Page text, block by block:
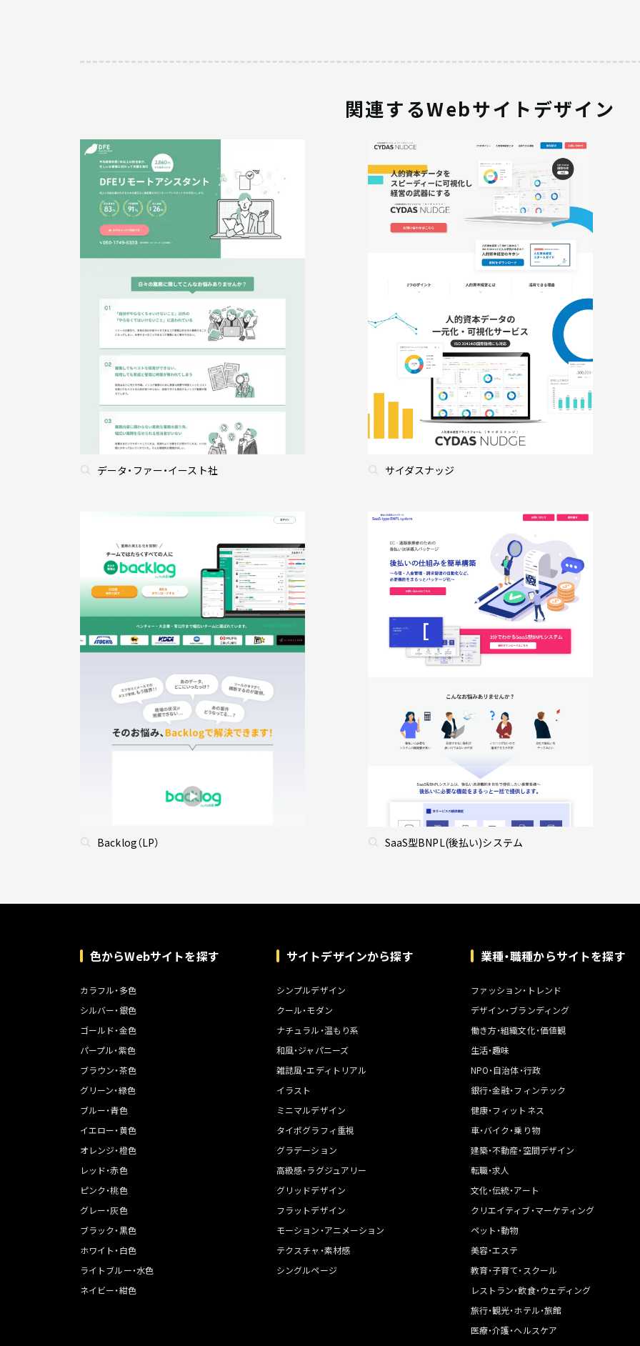
関連するWebサイトデザイン
データ・ファー・イースト社 サイダスナッジ
Backlog（LP） SaaS型BNPL(後払い)システム
色からWebサイトを探す
カラフル・多色
シルバー・銀色
ゴールド・金色
パープル・紫色
ブラウン・茶色
グリーン・緑色
ブルー・青色
イエロー・黄色
オレンジ・橙色
レッド・赤色
ピンク・桃色
グレー・灰色
ブラック・黒色
ホワイト・白色
ライトブルー・水色
ネイビー・紺色
サイトデザインから探す
シンプルデザイン
クール・モダン
ナチュラル・温もり系
和風・ジャパニーズ
雑誌風・エディトリアル
イラスト
ミニマルデザイン
タイポグラフィ重視
グラデーション
高級感・ラグジュアリー
グリッドデザイン
フラットデザイン
モーション・アニメーション
テクスチャ・素材感
シングルページ
業種・職種からサイトを探す
ファッション・トレンド
デザイン・ブランディング
働き方・組織文化・価値観
生活・趣味
NPO・自治体・行政
銀行・金融・フィンテック
健康・フィットネス
車・バイク・乗り物
建築・不動産・空間デザイン
転職・求人
文化・伝統・アート
クリエイティブ・マーケティング
ペット・動物
美容・エステ
教育・子育て・スクール
レストラン・飲食・ウェディング
旅行・観光・ホテル・旅館
医療・介護・ヘルスケア